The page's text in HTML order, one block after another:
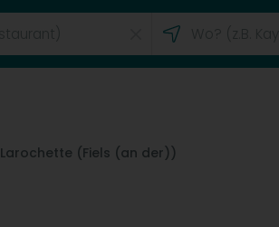
Larochette (Fiels (an der))